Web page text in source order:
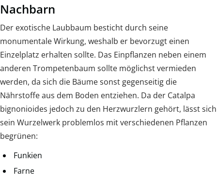
Nachbarn
Der exotische Laubbaum besticht durch seine
monumentale Wirkung, weshalb er bevorzugt einen
Einzelplatz erhalten sollte. Das Einpflanzen neben einem
anderen Trompetenbaum sollte möglichst vermieden
werden, da sich die Bäume sonst gegenseitig die
Nährstoffe aus dem Boden entziehen. Da der Catalpa
bignonioides jedoch zu den Herzwurzlern gehört, lässt sich
sein Wurzelwerk problemlos mit verschiedenen Pflanzen
begrünen:
Funkien
Farne